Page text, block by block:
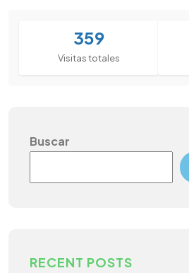
359
Visitas totales
Buscar
RECENT POSTS